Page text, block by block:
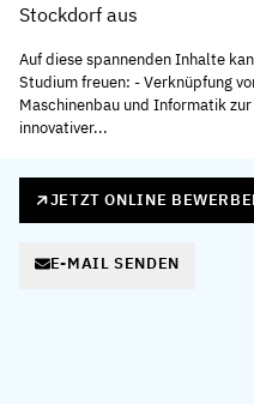
Stockdorf aus
Auf diese spannenden Inhalte
Studium freuen: - Verknüpfung
Maschinenbau und Informatik
innovativer...
JETZT ONLINE
E-MAIL SENDEN